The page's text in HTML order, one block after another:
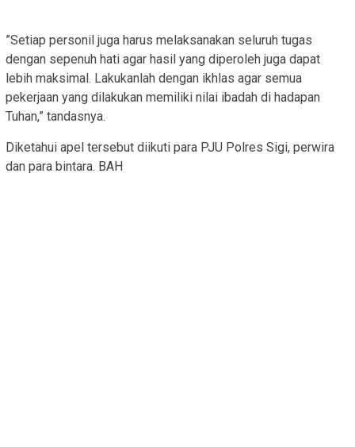
”Setiap personil juga harus melaksanakan seluruh tugas
dengan sepenuh hati agar hasil yang diperoleh juga dapat
lebih maksimal. Lakukanlah dengan ikhlas agar semua
pekerjaan yang dilakukan memiliki nilai ibadah di hadapan
Tuhan,” tandasnya.
Diketahui apel tersebut diikuti para PJU Polres Sigi, perwira
dan para bintara. BAH